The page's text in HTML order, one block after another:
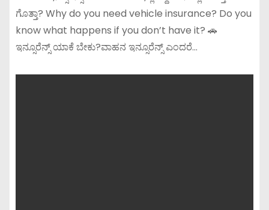
ಗೊತ್ತಾ? Why do you need vehicle insurance? Do you
know what happens if you don’t have it? 🚗
ಇನ್ಸೂರೆನ್ಸ್ ಯಾಕೆ ಬೇಕು?ವಾಹನ ಇನ್ಸೂರೆನ್ಸ್ ಎಂದರೆ…